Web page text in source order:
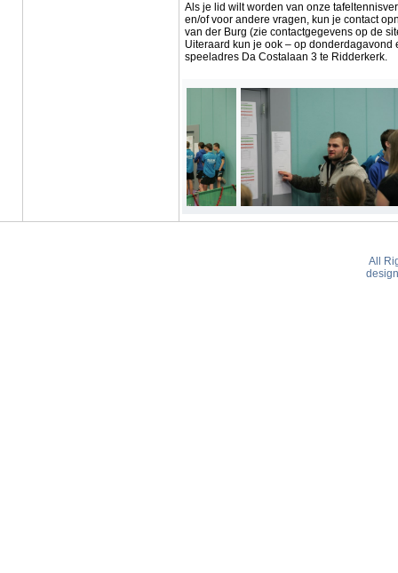
Als je lid wilt worden van onze
en/of voor andere vragen, kun je contact
van der Burg (zie contactgegevens op de
Uiteraard kun je ook – op
speeladres Da Costalaan 3 te Ridderkerk.
All